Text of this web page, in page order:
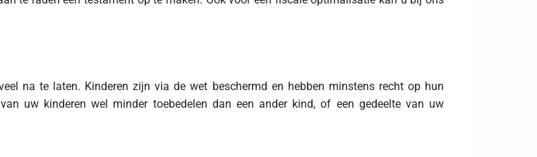
na te laten. Kinderen zijn via de wet beschermd en hebben minstens recht op hun
uw kinderen wel minder toebedelen dan een ander kind, of een gedeelte van uw